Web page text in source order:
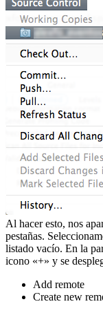
Al hacer esto, nos
pestañas.
listado vacío. En la
icono «+» y se
Add remote
Create new